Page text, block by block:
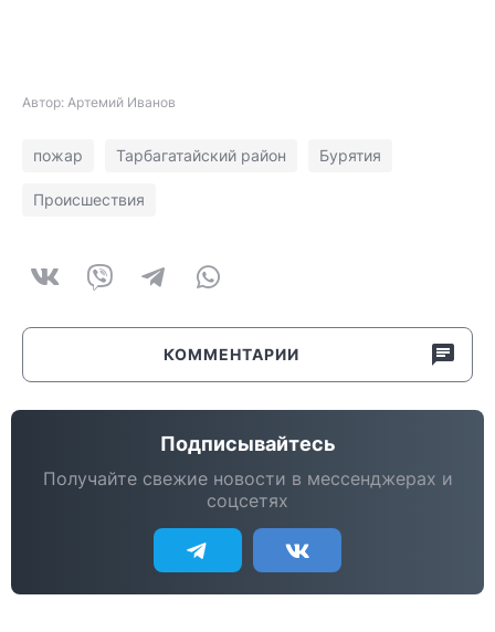
Автор: Артемий Иванов
пожар Тарбагатайский район Бурятия
Происшествия
КОММЕНТАРИИ
Подписывайтесь
Получайте свежие новости в мессенджерах и
соцсетях